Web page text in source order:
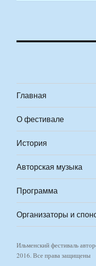
Главная
О фестивале
История
Авторская музыка
Программа
Организаторы и
Ильменский фестиваль
2016. Все права защищены